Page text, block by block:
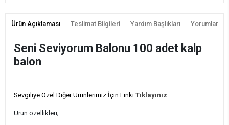
Ürün Açıklaması Teslimat Bilgileri Yardım Başlıkları Yorumlar
Seni Seviyorum Balonu 100 adet kalp
balon
Sevgiliye Özel Diğer Ürünlerimiz İçin Linki Tıklayınız
Ürün özellikleri;